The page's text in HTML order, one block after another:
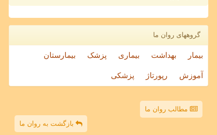
گروههای روان ما
بیمار بهداشت بیماری پزشک بیمارستان
آموزش رپورتاژ پزشکی
مطالب روان ما
بازگشت به روان ما